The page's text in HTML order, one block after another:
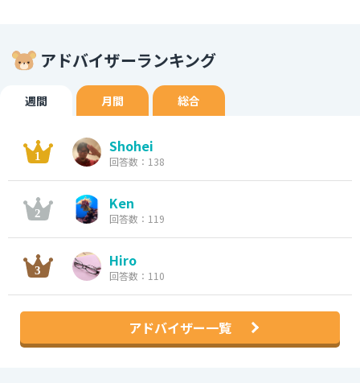
アドバイザーランキング
週間 月間 総合
Shohei
回答数：138
Ken
回答数：119
Hiro
回答数：110
アドバイザー一覧